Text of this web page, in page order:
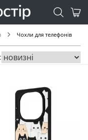
Чохли для телефонів